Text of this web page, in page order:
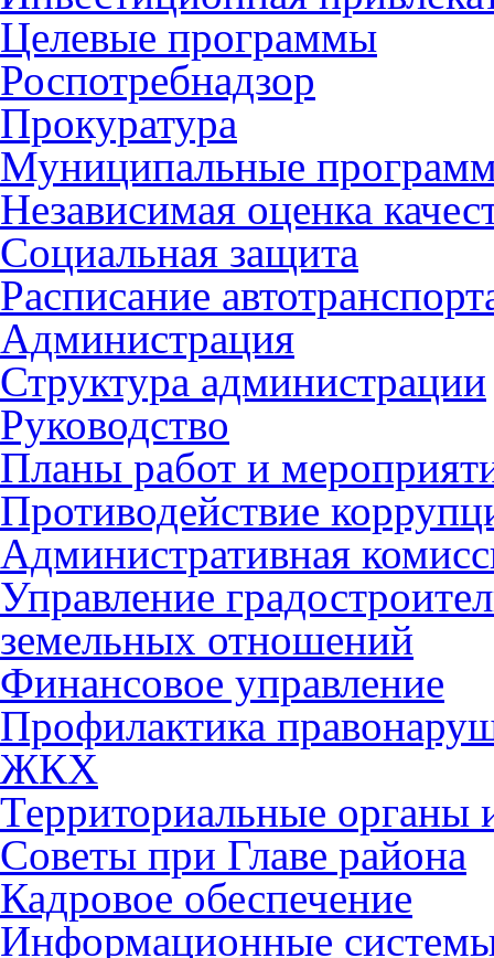
Целевые программы
Роспотребнадзор
Прокуратура
Муниципальные
Независимая оценка
Социальная защита
Расписание
Администрация
Структура администрации
Руководство
Планы работ и
Противодействие
Административная
Управление
земельных отношений
Финансовое управление
Профилактика
ЖКХ
Территориальные органы
Советы при Главе района
Кадровое обеспечение
Информационные